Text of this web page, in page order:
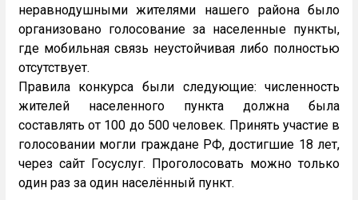
неравнодушными жителями нашего района было
организовано голосование за населенные пункты,
где мобильная связь неустойчивая либо полностью
отсутствует.
Правила конкурса были следующие: численность
жителей населенного пункта должна была
составлять от 100 до 500 человек. Принять участие в
голосовании могли граждане РФ, достигшие 18 лет,
через сайт Госуслуг. Проголосовать можно только
один раз за один населённый пункт.